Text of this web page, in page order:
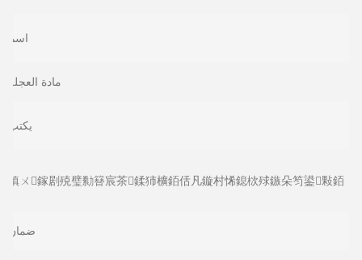
اسم:
مادة العجلة:
يكتب:
鎮ㄨ鎵剧殑璧勬簮宸茶鍒犻櫎銆佸凡鏇村悕鎴栨殏鏃朵笉鍙敤銆:
ضمان: